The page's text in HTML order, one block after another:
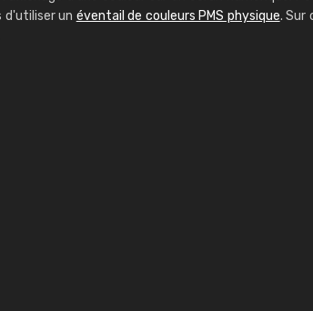
d'utiliser un éventail de couleurs PMS physique. Sur